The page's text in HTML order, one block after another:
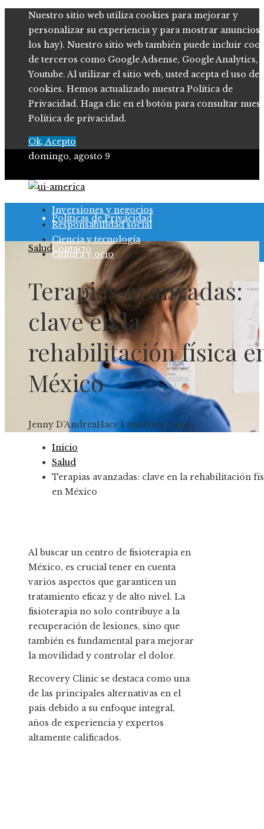
Nuestro sitio web utiliza cookies para mejorar y
personalizar su experiencia y para mostrar anuncios
los hay). Nuestro sitio web también puede incluir
de terceros como Google Adsense, Google Analytics,
Youtube. Al utilizar el sitio web, usted acepta el uso de
cookies. Hemos actualizado nuestra Política de
Privacidad. Haga clic en el botón para consultar
Política de privacidad.
Ok, Acepto
domingo, agosto 9
Quiénes somos
Políticas de Privacidad
Contacto
Inversiones y negocios
Responsabilidad social
Ciencia y tecnología
Cultura y ocio
Salud
Terapias avanzadas:
clave en la
rehabilitación física
México
Jenny D'AndreaHace 1 añoHace 1 año
Inicio
Salud
Terapias avanzadas: clave en la rehabilitación
en México
Al buscar un centro de fisioterapia en
México, es crucial tener en cuenta
varios aspectos que garanticen un
tratamiento eficaz y de alto nivel. La
fisioterapia no solo contribuye a la
recuperación de lesiones, sino que
también es fundamental para mejorar
la movilidad y controlar el dolor.
Recovery Clinic se destaca como una
de las principales alternativas en el
país debido a su enfoque integral,
años de experiencia y expertos
altamente calificados.